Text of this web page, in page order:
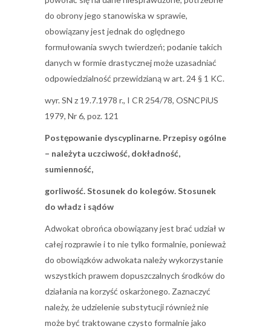
do obrony jego stanowiska w sprawie,
obowiązany jest jednak do oględnego
formułowania swych twierdzeń; podanie takich
danych w formie drastycznej może uzasadniać
odpowiedzialność przewidzianą w art. 24 § 1 KC.
wyr. SN z 19.7.1978 r., I CR 254/78, OSNCPiUS
1979, Nr 6, poz. 121
Postępowanie dyscyplinarne. Przepisy ogólne
– należyta uczciwość, dokładność,
sumienność,
gorliwość. Stosunek do kolegów. Stosunek
do władz i sądów
Adwokat obrońca obowiązany jest brać udział w
całej rozprawie i to nie tylko formalnie, ponieważ
do obowiązków adwokata należy wykorzystanie
wszystkich prawem dopuszczalnych środków do
działania na korzyść oskarżonego. Zaznaczyć
należy, że udzielenie substytucji również nie
może być traktowane czysto formalnie jako